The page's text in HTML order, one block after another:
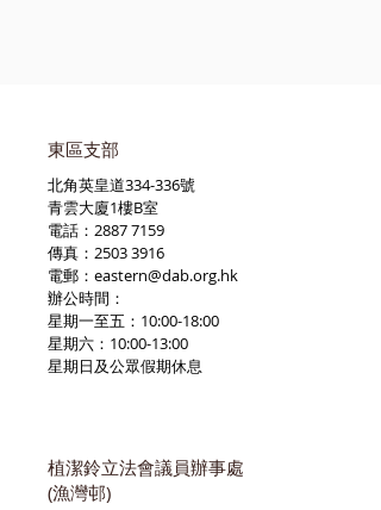
東區支部
北角英皇道334-336號
青雲大廈1樓B室
電話：2887 7159
傳真：2503 3916
電郵： eastern@dab.org.hk
辦公時間：
星期一至五：10:00-18:00
星期六：10:00-13:00
星期日及公眾假期休息
植潔鈴立法會議員辦事處
(漁灣邨)